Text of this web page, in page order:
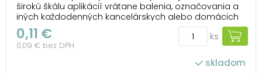
širokú škálu aplikácií vrátane balenia, označovania a
iných každodenných kancelárskych alebo domácich
činností. Jej priehľadnosť zaisťuje estetický vzhľad a
minimálnu viditeľnosť na povrchu, na ktorú je
nalepená. Hrúbka pásky je 38 mikrónov, čo ...
0,11 €
0,09 € bez DPH
ks
skladom